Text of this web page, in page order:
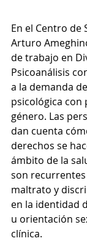
En el Centro de
Arturo
de trabajo en
Psicoanálisis
a la demanda
psicológica con
género. Las
dan cuenta
derechos se
ámbito de la
son
maltrato y
en la identidad
u orientación
clínica.